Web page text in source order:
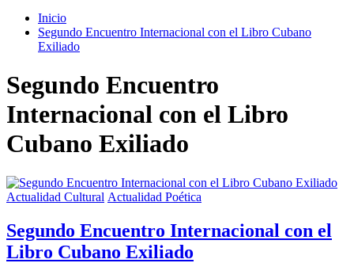
Inicio
Segundo Encuentro Internacional con el Libro Cubano
Exiliado
Segundo Encuentro
Internacional con el Libro
Cubano Exiliado
Actualidad Cultural Actualidad Poética
Segundo Encuentro Internacional con el
Libro Cubano Exiliado